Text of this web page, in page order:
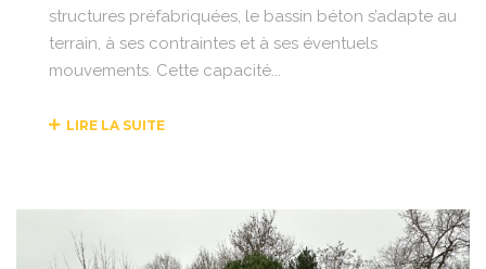
structures préfabriquées, le bassin béton s’adapte au
terrain, à ses contraintes et à ses éventuels
mouvements. Cette capacité...
LIRE LA SUITE